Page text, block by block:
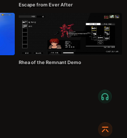
Escape from Ever After
Rhea of the Remnant Demo